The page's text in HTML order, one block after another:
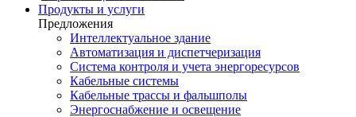
Продукты и услуги
Предложения
Интеллектуальное здание
Автоматизация и диспетчеризация
Система контроля и учета энергоресурсов
Кабельные системы
Кабельные трассы и фальшполы
Энергоснабжение и освещение